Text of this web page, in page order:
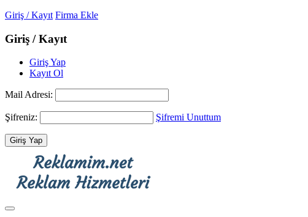
Giriş / Kayıt Firma Ekle
Giriş / Kayıt
Giriş Yap
Kayıt Ol
Mail Adresi:
Şifreniz: Şifremi Unuttum